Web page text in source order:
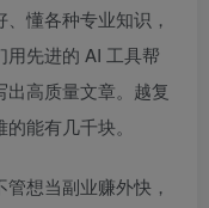
懂各种专业知识，
先进的 AI 工具帮
高质量文章。越复
能有几千块。​
想当副业赚外快，